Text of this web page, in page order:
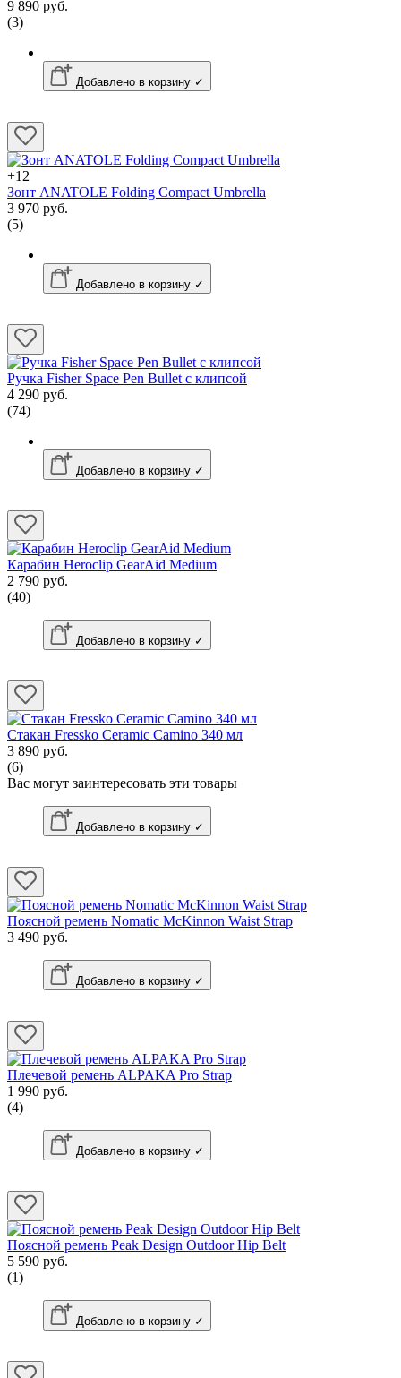
9 890 руб.
(3)
Добавлено в корзину ✓
+12
Зонт ANATOLE Folding Compact Umbrella
3 970 руб.
(5)
Добавлено в корзину ✓
Ручка Fisher Space Pen Bullet с клипсой
4 290 руб.
(74)
Добавлено в корзину ✓
Карабин Heroclip GearAid Medium
2 790 руб.
(40)
Добавлено в корзину ✓
Стакан Fressko Ceramic Camino 340 мл
3 890 руб.
(6)
Вас могут заинтересовать эти товары
Добавлено в корзину ✓
Поясной ремень Nomatic McKinnon Waist Strap
3 490 руб.
Добавлено в корзину ✓
Плечевой ремень ALPAKA Pro Strap
1 990 руб.
(4)
Добавлено в корзину ✓
Поясной ремень Peak Design Outdoor Hip Belt
5 590 руб.
(1)
Добавлено в корзину ✓